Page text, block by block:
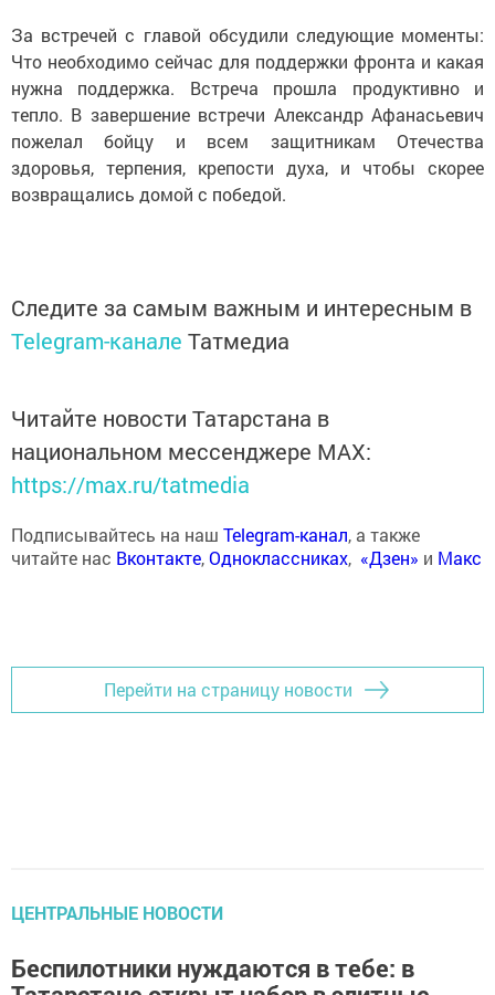
За встречей с главой обсудили следующие моменты:
Что необходимо сейчас для поддержки фронта и какая
нужна поддержка. Встреча прошла продуктивно и
тепло. В завершение встречи Александр Афанасьевич
пожелал бойцу и всем защитникам Отечества
здоровья, терпения, крепости духа, и чтобы скорее
возвращались домой с победой.
Следите за самым важным и интересным в
Telegram-канале Татмедиа
Читайте новости Татарстана в
национальном мессенджере MАХ:
https://max.ru/tatmedia
Подписывайтесь на наш Telegram-канал, а также
читайте нас Вконтакте,Одноклассниках, «Дзен» и Макс
Перейти на страницу новости
ЦЕНТРАЛЬНЫЕ НОВОСТИ
Беспилотники нуждаются в тебе: в